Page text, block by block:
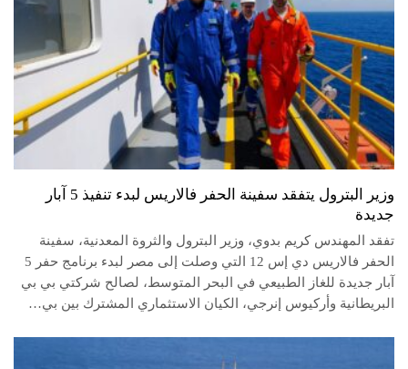
وزير البترول يتفقد سفينة الحفر فالاريس لبدء تنفيذ 5 آبار
جديدة
تفقد المهندس كريم بدوي، وزير البترول والثروة المعدنية، سفينة
الحفر فالاريس دي إس 12 التي وصلت إلى مصر لبدء برنامج حفر 5
آبار جديدة للغاز الطبيعي في البحر المتوسط، لصالح شركتي بي بي
البريطانية وأركيوس إنرجي، الكيان الاستثماري المشترك بين بي…